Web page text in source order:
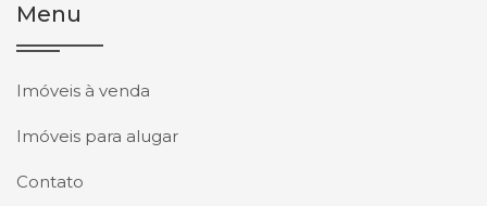
Menu
Imóveis à venda
Imóveis para alugar
Contato